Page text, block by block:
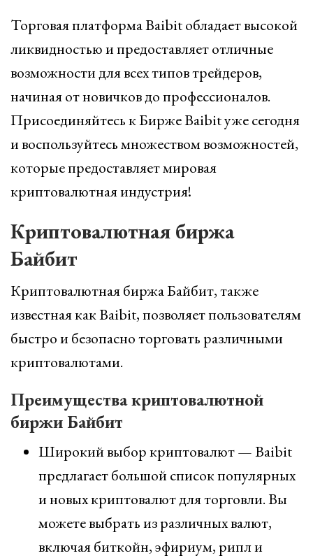
Торговая платформа Baibit обладает высокой
ликвидностью и предоставляет отличные
возможности для всех типов трейдеров,
начиная от новичков до профессионалов.
Присоединяйтесь к Бирже Baibit уже сегодня
и воспользуйтесь множеством возможностей,
которые предоставляет мировая
криптовалютная индустрия!
Криптовалютная биржа
Байбит
Криптовалютная биржа Байбит, также
известная как Baibit, позволяет пользователям
быстро и безопасно торговать различными
криптовалютами.
Преимущества криптовалютной
биржи Байбит
Широкий выбор криптовалют — Baibit
предлагает большой список популярных
и новых криптовалют для торговли. Вы
можете выбрать из различных валют,
включая биткойн, эфириум, рипл и